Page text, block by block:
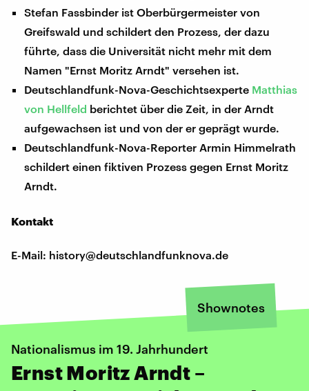
Stefan Fassbinder ist Oberbürgermeister von
Greifswald und schildert den Prozess, der dazu
führte, dass die Universität nicht mehr mit dem
Namen "Ernst Moritz Arndt" versehen ist.
Deutschlandfunk-Nova-Geschichtsexperte Matthias
von Hellfeld berichtet über die Zeit, in der Arndt
aufgewachsen ist und von der er geprägt wurde.
Deutschlandfunk-Nova-Reporter Armin Himmelrath
schildert einen fiktiven Prozess gegen Ernst Moritz
Arndt.
Kontakt
E-Mail: history@deutschlandfunknova.de
Shownotes
Nationalismus im 19. Jahrhundert
Ernst Moritz Arndt –